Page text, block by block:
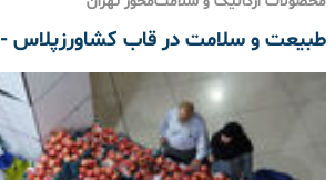
طبیعت و سلامت در قاب کشاورزپلاس - 2